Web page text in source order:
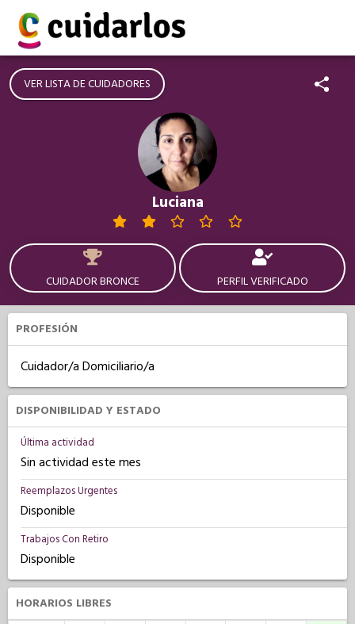
VER LISTA DE CUIDADORES
Luciana
CUIDADOR BRONCE PERFIL VERIFICADO
PROFESIÓN
Cuidador/a Domiciliario/a
DISPONIBILIDAD Y ESTADO
Última actividad
Sin actividad este mes
Reemplazos Urgentes
Disponible
Trabajos Con Retiro
Disponible
HORARIOS LIBRES